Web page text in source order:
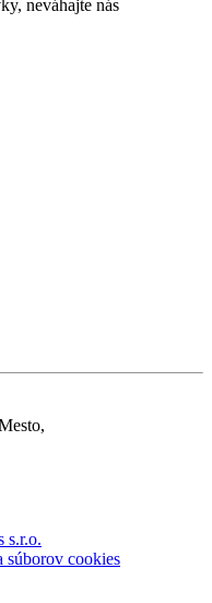
neváhajte nás
s.r.o.
súborov cookies